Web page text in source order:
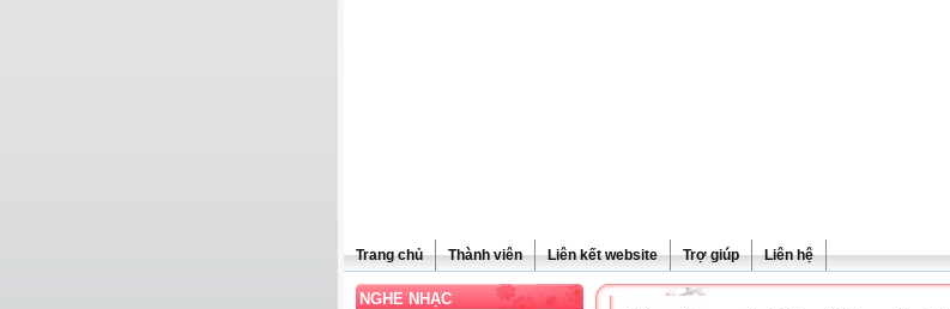
Trang chủ Thành viên Liên kết website Trợ giúp Liên hệ
NGHE NHẠC